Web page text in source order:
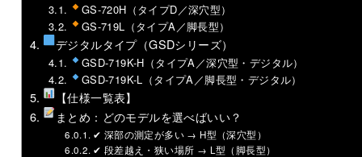
GS-720H（タイプD／深穴型）
GS-719L（タイプA／脚長型）
デジタルタイプ（GSDシリーズ）
GSD-719K-H（タイプA／深穴型・デジタル）
GSD-719K-L（タイプA／脚長型・デジタル）
【仕様一覧表】
まとめ：どのモデルを選べばいい？
✔ 深部の測定が多い → H型（深穴型）
✔ 段差越え・狭い場所 → L型（脚長型）